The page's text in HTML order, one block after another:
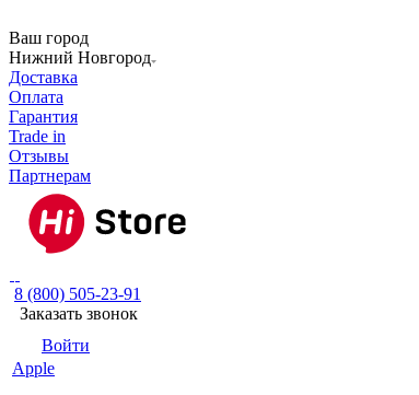
Ваш город
Нижний Новгород
Доставка
Оплата
Гарантия
Trade in
Отзывы
Партнерам
8 (800) 505-23-91
Заказать звонок
Войти
Apple